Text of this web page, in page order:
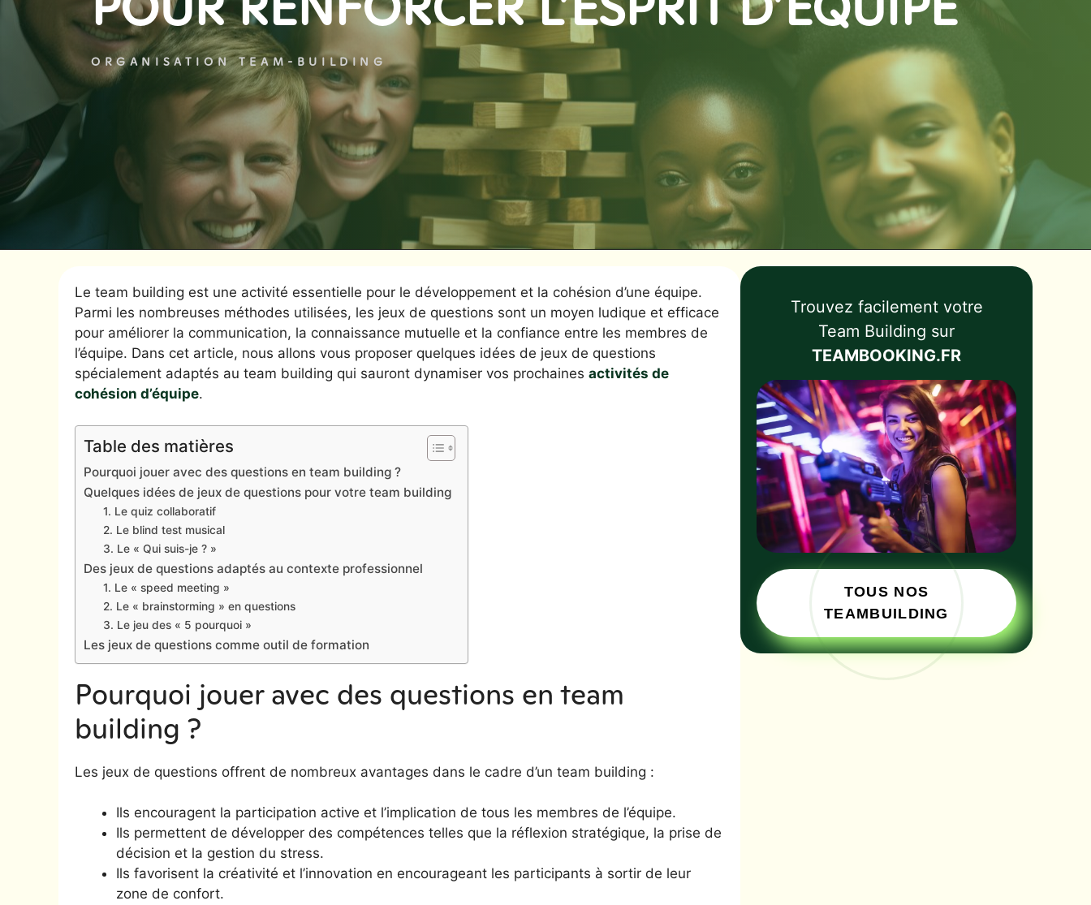
ORGANISATION TEAM-BUILDING
Le team building est une activité essentielle pour le développement et la cohésion d’une équipe.
Parmi les nombreuses méthodes utilisées, les jeux de questions sont un moyen ludique et efficace
pour améliorer la communication, la connaissance mutuelle et la confiance entre les membres de
l’équipe. Dans cet article, nous allons vous proposer quelques idées de jeux de questions
spécialement adaptés au team building qui sauront dynamiser vos prochaines activités de
cohésion d’équipe.
Table des matières
Pourquoi jouer avec des questions en team building ?
Quelques idées de jeux de questions pour votre team building
1. Le quiz collaboratif
2. Le blind test musical
3. Le « Qui suis-je ? »
Des jeux de questions adaptés au contexte professionnel
1. Le « speed meeting »
2. Le « brainstorming » en questions
3. Le jeu des « 5 pourquoi »
Les jeux de questions comme outil de formation
Pourquoi jouer avec des questions en team
building ?
Les jeux de questions offrent de nombreux avantages dans le cadre d’un team building :
Ils encouragent la participation active et l’implication de tous les membres de l’équipe.
Ils permettent de développer des compétences telles que la réflexion stratégique, la prise de
décision et la gestion du stress.
Ils favorisent la créativité et l’innovation en encourageant les participants à sortir de leur
zone de confort.
Trouvez facilement votre
Team Building sur
TEAMBOOKING.FR
TOUS NOS
TEAMBUILDING